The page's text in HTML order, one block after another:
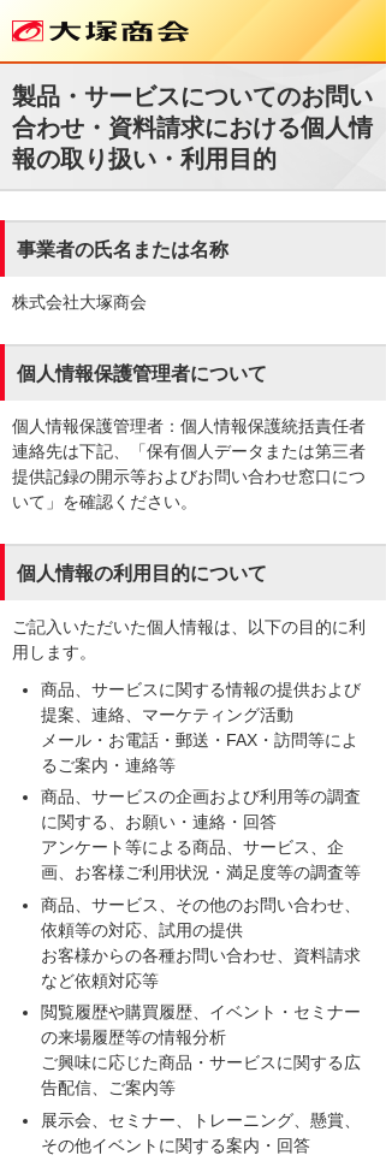
製品・サービスについてのお問い
合わせ・資料請求における個人情
報の取り扱い・利用目的
事業者の氏名または名称
株式会社大塚商会
個人情報保護管理者について
個人情報保護管理者：個人情報保護統括責任者
連絡先は下記、「保有個人データまたは第三者
提供記録の開示等およびお問い合わせ窓口につ
いて」を確認ください。
個人情報の利用目的について
ご記入いただいた個人情報は、以下の目的に利
用します。
商品、サービスに関する情報の提供および
提案、連絡、マーケティング活動
メール・お電話・郵送・FAX・訪問等によ
るご案内・連絡等
商品、サービスの企画および利用等の調査
に関する、お願い・連絡・回答
アンケート等による商品、サービス、企
画、お客様ご利用状況・満足度等の調査等
商品、サービス、その他のお問い合わせ、
依頼等の対応、試用の提供
お客様からの各種お問い合わせ、資料請求
など依頼対応等
閲覧履歴や購買履歴、イベント・セミナー
の来場履歴等の情報分析
ご興味に応じた商品・サービスに関する広
告配信、ご案内等
展示会、セミナー、トレーニング、懸賞、
その他イベントに関する案内・回答